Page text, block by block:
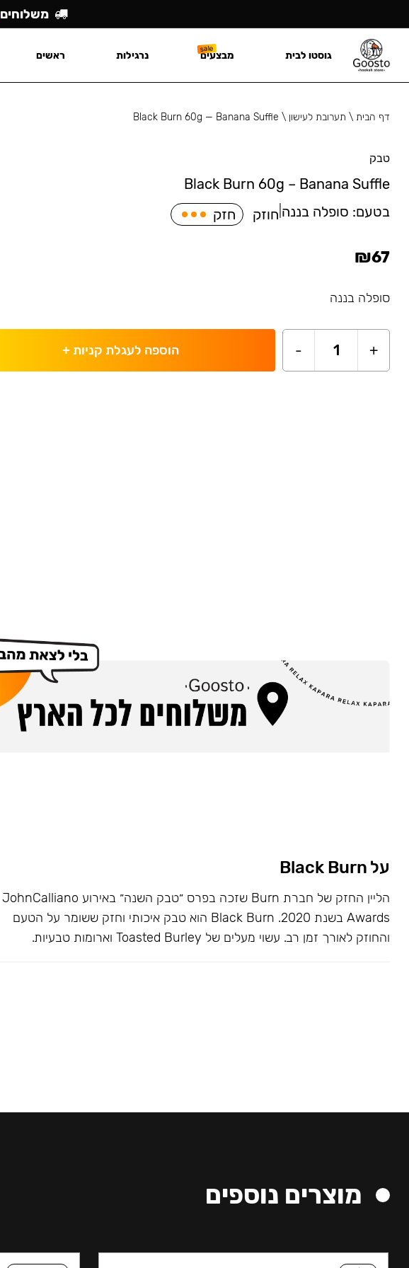
דף הבית\ תערובת לעישון \
Black Burn 60g — Banana Suffle
טבק
Black Burn 60g – Banana Suffle
בטעם: סופלה בננה חוזק חזק
₪67
סופלה בננה
+
1
- הוספה לעגלת קניות+
על Black Burn
הליין החזק של חברת Burn שזכה בפרס ״טבק השנה״ באירוע JohnCalliano
Awards בשנת 2020. Black Burn הוא טבק איכותי וחזק ששומר על הטעם
והחוזק לאורך זמן רב. עשוי מעלים של Toasted Burley וארומות טבעיות.
מוצרים נוספים
משלוחים
גוסטו לבית מבצעים נרגילות ראשים